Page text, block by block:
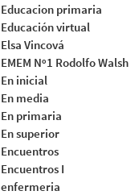
Educacion primaria
Educación virtual
Elsa Vincová
EMEM Nº1 Rodolfo Walsh
En inicial
En media
En primaria
En superior
Encuentros
Encuentros I
enfermeria